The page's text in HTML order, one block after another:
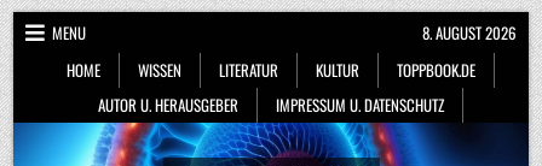
Skip
to
content
MENU
HOME
WISSEN LITERATUR KULTUR
TOPPBOOK.DE
AUTOR U. HERAUSGEBER
IMPRESSUM U. DATENSCHUTZ
8. AUGUST 2026